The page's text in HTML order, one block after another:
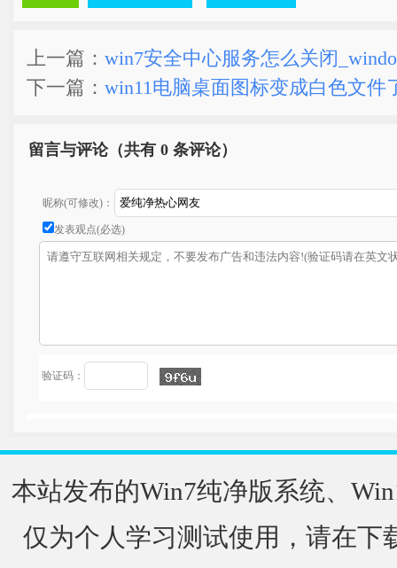
上一篇： win7安全中心服务怎么关闭
下一篇： win11电脑桌面图标变成白色文
留言与评论（共有 0 条评论）
昵称(可修改)：
发表观点(必选)
验证码：
本站发布的Win7纯净版系统、
仅为个人学习测试使用，请在下